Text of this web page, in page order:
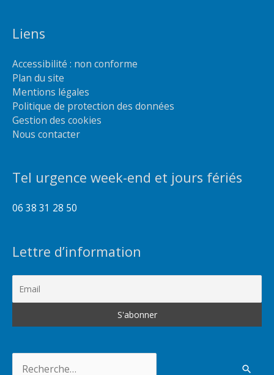
Liens
Accessibilité : non conforme
Plan du site
Mentions légales
Politique de protection des données
Gestion des cookies
Nous contacter
Tel urgence week-end et jours fériés
06 38 31 28 50
Lettre d’information